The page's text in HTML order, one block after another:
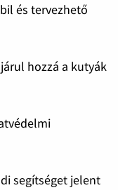
és tervezhető
hozzá a kutyák
segítséget jelent